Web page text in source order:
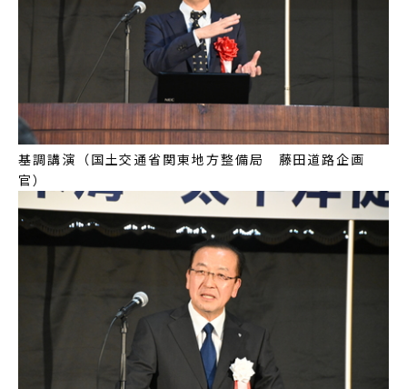
基調講演（国土交通省関東地方整備局 藤田道路企画
官）